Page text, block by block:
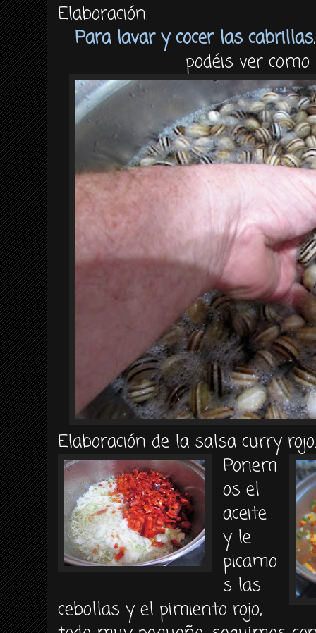
Elaboración.
Para lavar y cocer las cabrillas
podéis ver
Elaboración de la salsa curry rojo.
Ponem
os el
aceite
y le
picamo
s las
cebollas y el pimiento rojo,